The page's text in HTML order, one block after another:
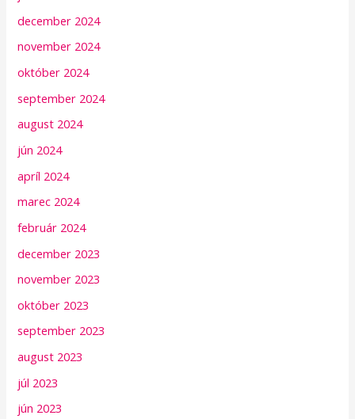
december 2024
november 2024
október 2024
september 2024
august 2024
jún 2024
apríl 2024
marec 2024
február 2024
december 2023
november 2023
október 2023
september 2023
august 2023
júl 2023
jún 2023